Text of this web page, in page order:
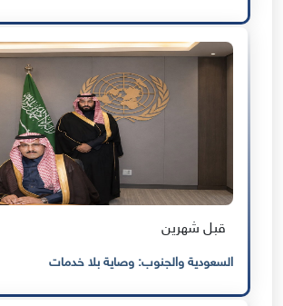
قبل شهرين
السعودية والجنوب: وصاية بلا خدمات